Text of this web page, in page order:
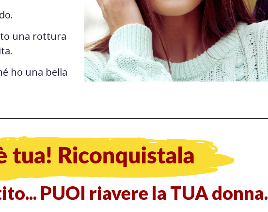
una rottura
ho una bella
PUOI riavere la TUA donna.